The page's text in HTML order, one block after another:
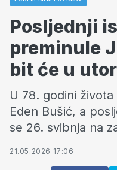
Posljednji
preminule
bit će u
U 78. godini
Eden Bušić, a
se 26. svibnja na
21.05.2026 17:06